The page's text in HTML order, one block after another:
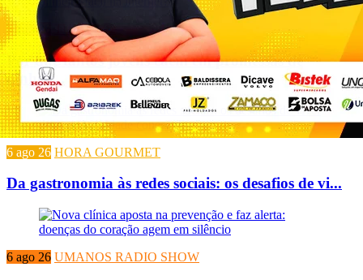
7 ago 26 TURBO 92
Por que tantos jovens caem em promessas de
dinheir...
6 ago 26 HORA GOURMET
Da gastronomia às redes sociais: os desafios de vi...
6 ago 26 UMANOS RADIO SHOW